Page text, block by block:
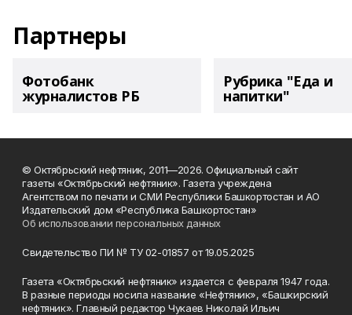
Партнеры
Фотобанк
журналистов РБ
Рубрика "Еда и
напитки"
© Октябрьский нефтяник, 2011—2026. Официальный сайт
газеты «Октябрьский нефтяник». Газета учреждена
Агентством по печати и СМИ Республики Башкортостан и АО
Издательский дом «Республика Башкортостан»
Об использовании персональных данных
Свидетельство ПИ № ТУ 02-01857 от 19.05.2025
Газета «Октябрьский нефтяник» издается с февраля 1947 года.
В разные периоды носила название «Нефтяник», «Башкирский
нефтяник». Главный редактор Чукаев Николай Ильич